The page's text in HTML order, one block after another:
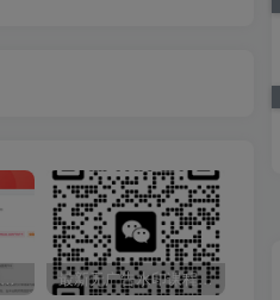
最新无广告水印课程资源 长期更新